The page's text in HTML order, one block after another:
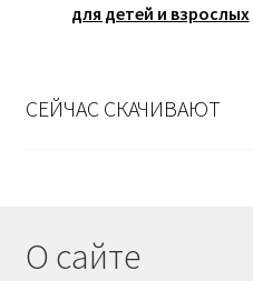
для детей и взрослых
СЕЙЧАС СКАЧИВАЮТ
О сайте